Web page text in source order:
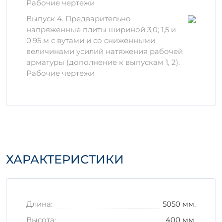
Долговечность эксплуатации более 50
Отличные теплоизоляционные
Материалы для
производства
прочность смеси, включающей цемент,
Важно: хранить изделия необходимо в
Рабочие чертежи
Выпуск 4. Предварительно
напряженные плиты шириной 3,0; 1,5 и
0,95 м с вутами и со сниженными
величинами усилий натяжения рабочей
арматуры (дополнение к выпускам 1, 2).
Рабочие чертежи
ХАРАКТЕРИСТИКИ
Длина:
5050 мм.
Высота:
400 мм.